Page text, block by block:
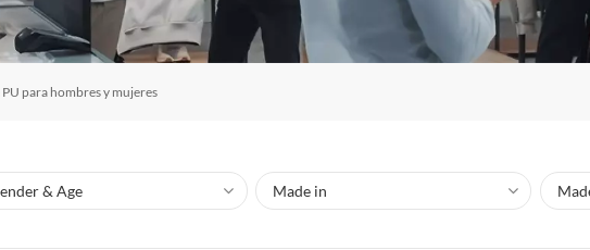
para hombres y mujeres